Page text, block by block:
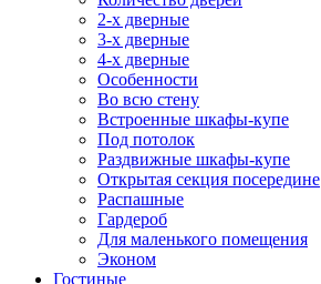
2-х дверные
3-х дверные
4-х дверные
Особенности
Во всю стену
Встроенные шкафы-купе
Под потолок
Раздвижные шкафы-купе
Открытая секция посередине
Распашные
Гардероб
Для маленького помещения
Эконом
Гостиные